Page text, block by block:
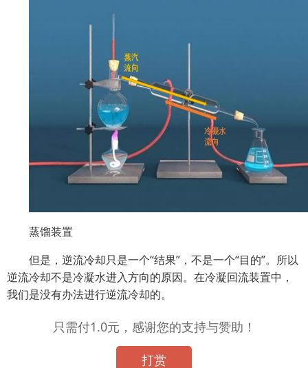
蒸馏装置
但是，逆流冷却只是一个“结果”，不是一个“目的”。所以
逆流冷却不是冷凝水进入方向的原因。在冷凝回流装置中，
我们是没有办法进行逆流冷却的。
只需付1.0元，感谢您的支持与赞助！
打赏